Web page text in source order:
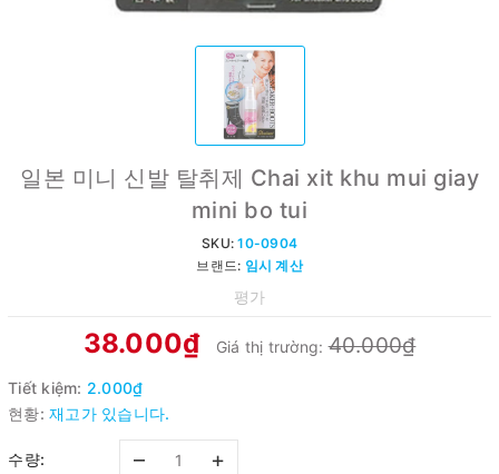
일본 미니 신발 탈취제 Chai xit khu mui giay
mini bo tui
SKU:10-0904
브랜드: 임시 계산
평가
38.000₫ Giá thị trường:40.000₫
Tiết kiệm: 2.000₫
현황: 재고가 있습니다.
수량: – +